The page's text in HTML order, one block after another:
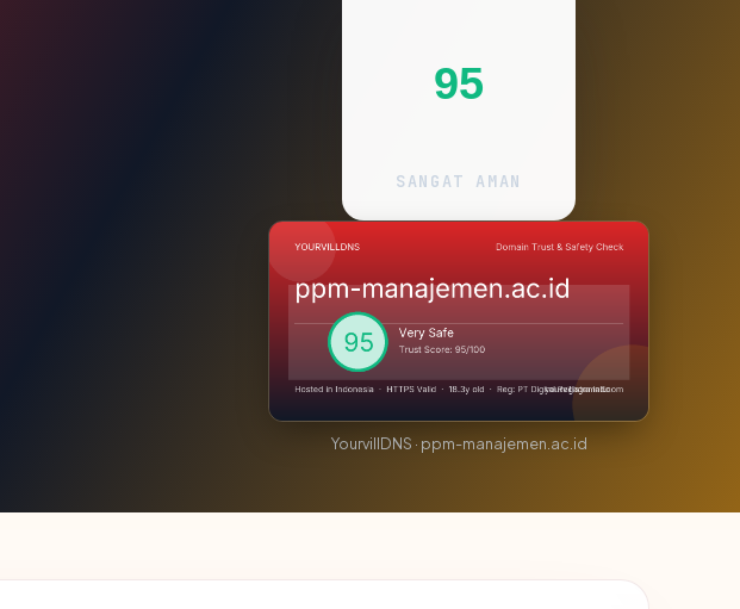
95
SANGAT AMAN
YourvillDNS · ppm-manajemen.ac.id